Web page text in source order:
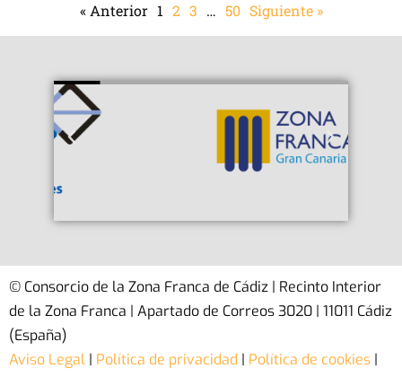
« Anterior 1 2 3 … 50 Siguiente »
© Consorcio de la Zona Franca de Cádiz | Recinto Interior
de la Zona Franca | Apartado de Correos 3020 | 11011 Cádiz
(España)
Aviso Legal | Política de privacidad | Política de cookies |